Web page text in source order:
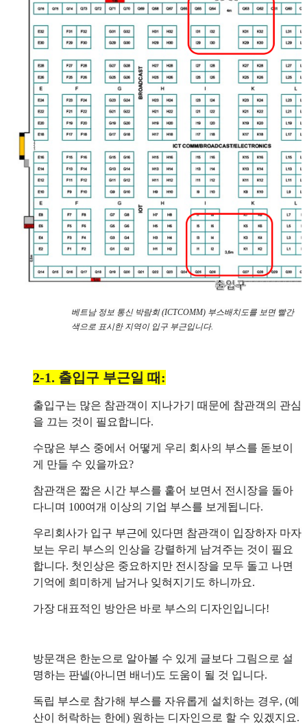
베트남 정보 통신 박람회 (ICTCOMM) 부스배치도를 보면 빨간
색으로 표시한 지역이 입구 부근입니다.
2-1. 출입구 부근일 때:
출입구는 많은 참관객이 지나가기 때문에 참관객의 관심
을 끄는 것이 필요합니다.
수많은 부스 중에서 어떻게 우리 회사의 부스를 돋보이
게 만들 수 있을까요?
참관객은 짧은 시간 부스를 훝어 보면서 전시장을 돌아
다니며 100여개 이상의 기업 부스를 보게됩니다.
우리회사가 입구 부근에 있다면 참관객이 입장하자 마자
보는 우리 부스의 인상을 강렬하게 남겨주는 것이 필요
합니다. 첫인상은 중요하지만 전시장을 모두 돌고 나면
기억에 희미하게 남거나 잊혀지기도 하니까요.
가장 대표적인 방안은 바로 부스의 디자인입니다!
방문객은 한눈으로 알아볼 수 있게 글보다 그림으로 설
명하는 판넬(아니면 배너)도 도움이 될 것 입니다.
독립 부스로 참가해 부스를 자유롭게 설치하는 경우, (예
산이 허락하는 한에) 원하는 디자인으로 할 수 있겠지요.